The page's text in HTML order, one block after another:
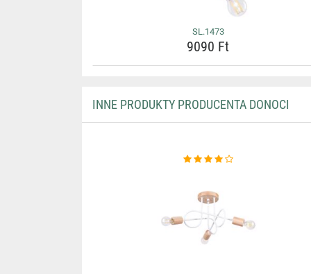
SL.1473
9090 Ft
INNE PRODUKTY PRODUCENTA DONOCI